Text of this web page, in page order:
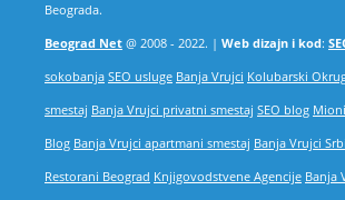
Beograda.
Beograd Net @ 2008 - 2022. | Web dizajn i kod:
sokobanja SEO usluge Banja Vrujci Kolubarski
smestaj Banja Vrujci privatni smestaj SEO blog
Blog Banja Vrujci apartmani smestaj Banja Vrujci
Restorani Beograd Knjigovodstvene Agencije Banja